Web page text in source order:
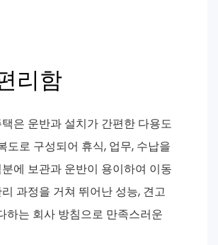
리함
은 운반과 설치가 간편한 다용도
도로 구성되어 휴식, 업무, 수납을
에 보관과 운반이 용이하여 이동
과정을 거쳐 뛰어난 성능, 견고
하는 회사 방침으로 만족스러운